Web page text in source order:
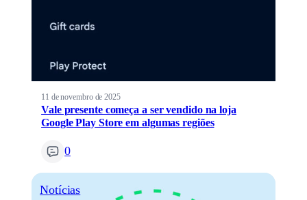
11 de novembro de 2025
Vale presente começa a ser vendido na loja
Google Play Store em algumas regiões
0
Notícias